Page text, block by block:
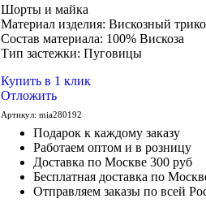
Шорты и майка
Материал изделия: Вискозный
Состав материала: 100% Вискоза
Тип застежки: Пуговицы
Купить в 1 клик
Отложить
Артикул:mia280192
Подарок к каждому заказу
Работаем оптом и в розницу
Доставка по Москве 300 руб
Бесплатная доставка по
Отправляем заказы по всей